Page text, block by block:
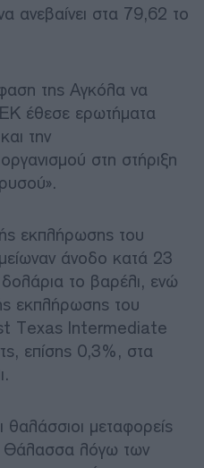
ανεβαίνει στα 79,62 το
της Αγκόλα να
έθεσε ερωτήματα
την
στη στήριξη
εκπλήρωσης του
άνοδο κατά 23
το βαρέλι, ενώ
εκπλήρωσης του
Texas Intermediate
επίσης 0,3%, στα
θαλάσσιοι μεταφορείς
Θάλασσα λόγω των